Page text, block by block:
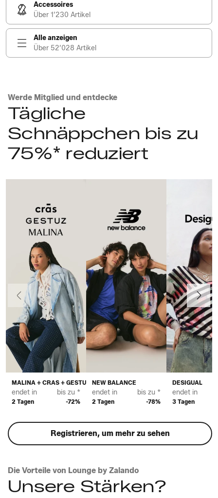
Accessoires
Über 1’230 Artikel
Alle anzeigen
Über 52’028 Artikel
Werde Mitglied und entdecke
Tägliche
Schnäppchen bis zu
75%* reduziert
MALINA + CRAS + GESTUZ
endet in
2 Tagen
bis zu *
-72%
NEW BALANCE
endet in
2 Tagen
bis zu *
-78%
DESIGUAL
endet in
3 Tagen
Vorherige Weiter
Registrieren, um mehr zu sehen
Die Vorteile von Lounge by Zalando
Unsere Stärken?